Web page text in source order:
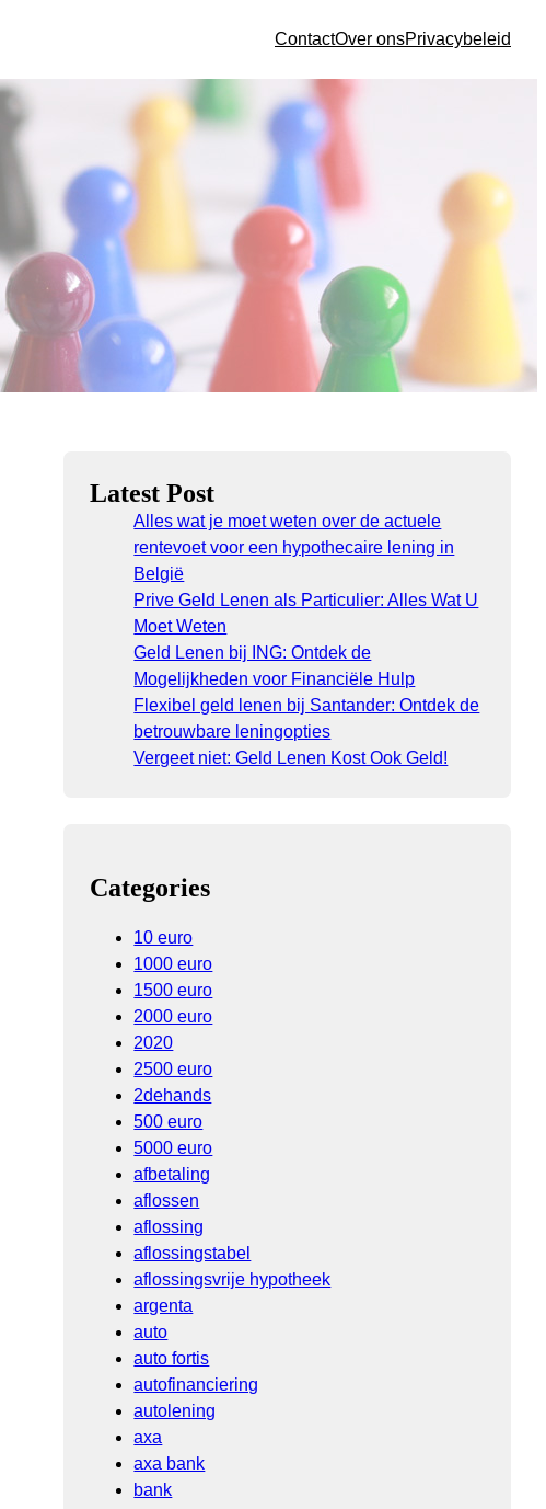
ContactOver onsPrivacybeleid
Latest Post
Alles wat je moet weten over de actuele
rentevoet voor een hypothecaire lening in
België
Prive Geld Lenen als Particulier: Alles Wat U
Moet Weten
Geld Lenen bij ING: Ontdek de
Mogelijkheden voor Financiële Hulp
Flexibel geld lenen bij Santander: Ontdek de
betrouwbare leningopties
Vergeet niet: Geld Lenen Kost Ook Geld!
Categories
10 euro
1000 euro
1500 euro
2000 euro
2020
2500 euro
2dehands
500 euro
5000 euro
afbetaling
aflossen
aflossing
aflossingstabel
aflossingsvrije hypotheek
argenta
auto
auto fortis
autofinanciering
autolening
axa
axa bank
bank